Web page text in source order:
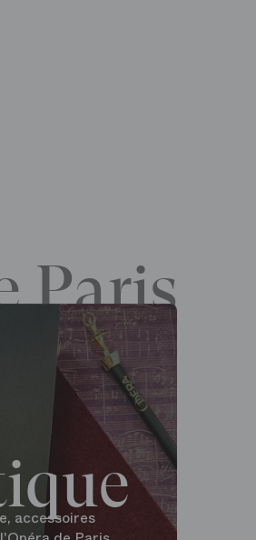
Paris
accessoires